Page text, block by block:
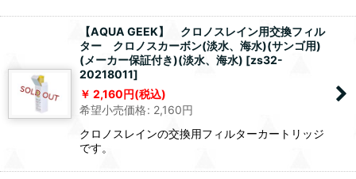
【AQUA GEEK】 クロノスレイン用交換フィル
ター クロノスカーボン(淡水、海水)(サンゴ用)
(メーカー保証付き)(淡水、海水) [zs32-
20218011]
2,160円(税込)
希望小売価格: 2,160円
クロノスレインの交換用フィルターカートリッジ
です。